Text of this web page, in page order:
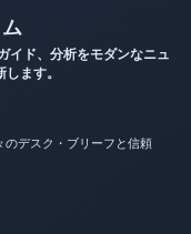
イド、分析をモダンなニュ
ます。
のデスク・ブリーフと信頼